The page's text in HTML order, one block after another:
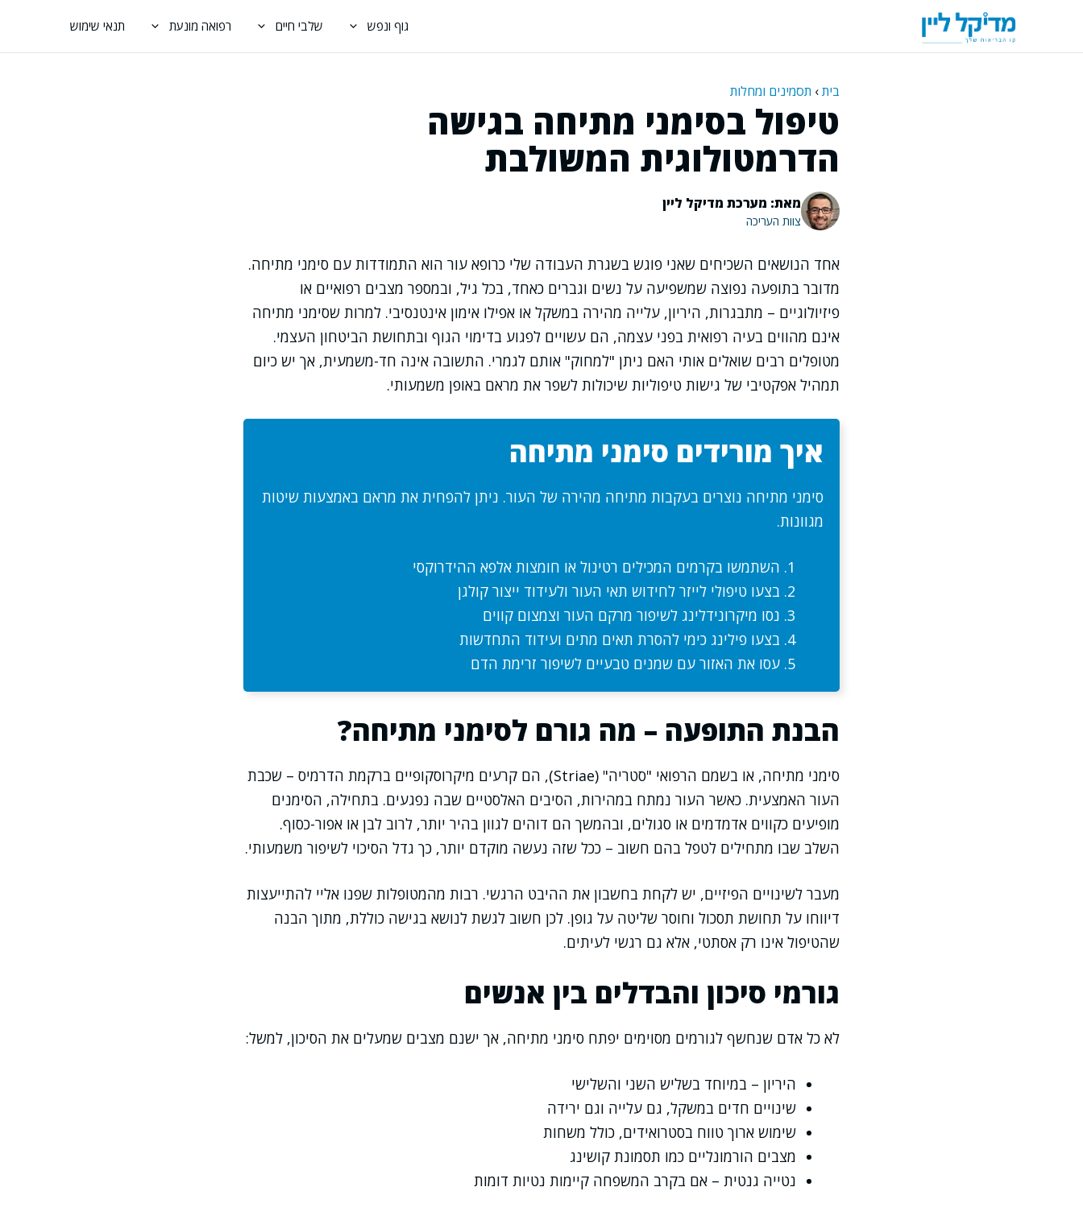
גוף ונפש שלבי חיים רפואה מונעת תנאי שימוש
בית› תסמינים ומחלות
טיפול בסימני מתיחה בגישה
הדרמטולוגית המשולבת
מאת: מערכת מדיקל ליין
צוות העריכה
אחד הנושאים השכיחים שאני פוגש בשגרת העבודה שלי כרופא עור הוא התמודדות עם סימני מתיחה.
מדובר בתופעה נפוצה שמשפיעה על נשים וגברים כאחד, בכל גיל, ובמספר מצבים רפואיים או
פיזיולוגיים – מתבגרות, היריון, עלייה מהירה במשקל או אפילו אימון אינטנסיבי. למרות שסימני מתיחה
אינם מהווים בעיה רפואית בפני עצמה, הם עשויים לפגוע בדימוי הגוף ובתחושת הביטחון העצמי.
מטופלים רבים שואלים אותי האם ניתן "למחוק" אותם לגמרי. התשובה אינה חד-משמעית, אך יש כיום
תמהיל אפקטיבי של גישות טיפוליות שיכולות לשפר את מראם באופן משמעותי.
איך מורידים סימני מתיחה
סימני מתיחה נוצרים בעקבות מתיחה מהירה של העור. ניתן להפחית את מראם באמצעות שיטות
מגוונות.
השתמשו בקרמים המכילים רטינול או חומצות אלפא ההידרוקסי
בצעו טיפולי לייזר לחידוש תאי העור ולעידוד ייצור קולגן
נסו מיקרונידלינג לשיפור מרקם העור וצמצום קווים
בצעו פילינג כימי להסרת תאים מתים ועידוד התחדשות
עסו את האזור עם שמנים טבעיים לשיפור זרימת הדם
הבנת התופעה – מה גורם לסימני מתיחה?
סימני מתיחה, או בשמם הרפואי "סטריה" (Striae), הם קרעים מיקרוסקופיים ברקמת הדרמיס – שכבת
העור האמצעית. כאשר העור נמתח במהירות, הסיבים האלסטיים שבה נפגעים. בתחילה, הסימנים
מופיעים כקווים אדמדמים או סגולים, ובהמשך הם דוהים לגוון בהיר יותר, לרוב לבן או אפור-כסוף.
השלב שבו מתחילים לטפל בהם חשוב – ככל שזה נעשה מוקדם יותר, כך גדל הסיכוי לשיפור משמעותי.
מעבר לשינויים הפיזיים, יש לקחת בחשבון את ההיבט הרגשי. רבות מהמטופלות שפנו אליי להתייעצות
דיווחו על תחושת תסכול וחוסר שליטה על גופן. לכן חשוב לגשת לנושא בגישה כוללת, מתוך הבנה
שהטיפול אינו רק אסתטי, אלא גם רגשי לעיתים.
גורמי סיכון והבדלים בין אנשים
לא כל אדם שנחשף לגורמים מסוימים יפתח סימני מתיחה, אך ישנם מצבים שמעלים את הסיכון, למשל:
היריון – במיוחד בשליש השני והשלישי
שינויים חדים במשקל, גם עלייה וגם ירידה
שימוש ארוך טווח בסטרואידים, כולל משחות
מצבים הורמונליים כמו תסמונת קושינג
נטייה גנטית – אם בקרב המשפחה קיימות נטיות דומות